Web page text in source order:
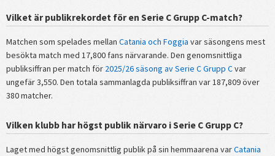
Vilket är publikrekordet för en Serie C Grupp C-match?
Matchen som spelades mellan Catania och Foggia var säsongens mest
besökta match med 17,800 fans närvarande. Den genomsnittliga
publiksiffran per match för 2025/26 säsong av Serie C Grupp Cvar
ungefär 3,550. Den totala sammanlagda publiksiffran var 187,809 över
380 matcher.
Vilken klubb har högst publik närvaro i Serie C Grupp C?
Laget med högst genomsnittlig publik på sin hemmaarena varCatania